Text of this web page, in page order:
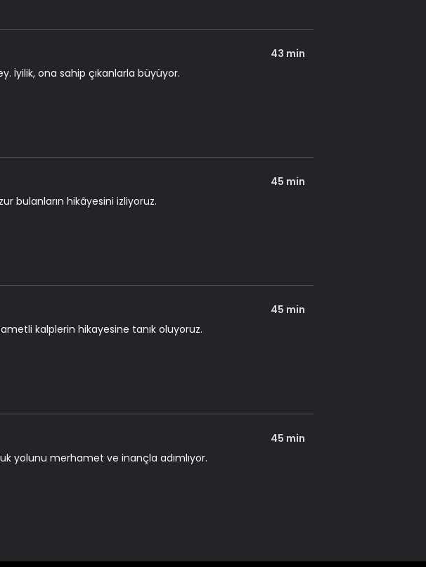
43 min
İyilik, ona sahip çıkanlarla büyüyor.
45 min
bulanların hikâyesini izliyoruz.
45 min
kalplerin hikayesine tanık oluyoruz.
45 min
yolunu merhamet ve inançla adımlıyor.